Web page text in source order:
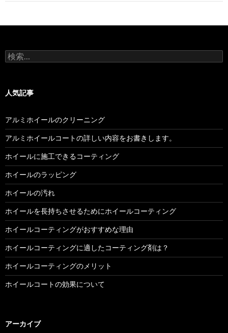
ゲ
ー
ョ
検
索:
人気記事
アルミホイールのクリーニング
アルミホイールコートの詳しい内容をお書きします。
ホイールに施工できるコーティング
ホイールのラッピング
ホイールの汚れ
ホイールを長持ちさせるためにホイールコーティング
ホイールコーティングがおすすめな理由
ホイールコーティングに適したコーティング剤は？
ホイールコーティングのメリット
ホイールコートの効果について
アーカイブ